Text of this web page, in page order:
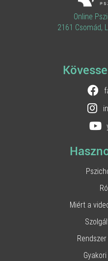
Online
2161 Csomád,
Miért a